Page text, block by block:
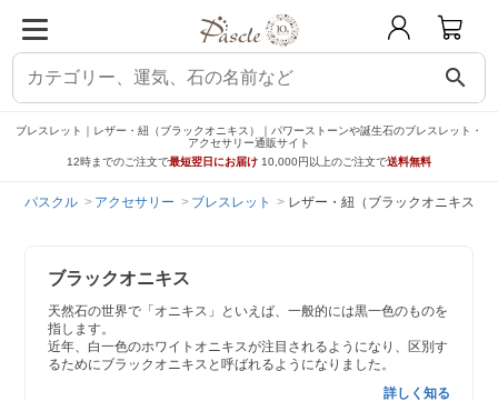
search
ブレスレット｜レザー・紐（ブラックオニキス）｜パワーストーンや誕生石のブレスレット・
アクセサリー通販サイト
12時までのご注文で最短翌日にお届け 10,000円以上のご注文で送料無料
パスクル アクセサリー ブレスレット レザー・紐（ブラックオニキス）
ブラックオニキス
天然石の世界で「オニキス」といえば、一般的には黒一色のものを
指します。
近年、白一色のホワイトオニキスが注目されるようになり、区別す
るためにブラックオニキスと呼ばれるようになりました。
詳しく知る